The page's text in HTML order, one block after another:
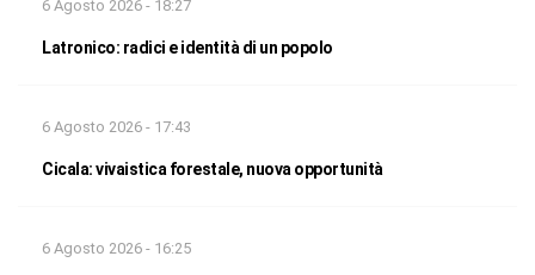
6 Agosto 2026 - 18:27
Latronico: radici e identità di un popolo
6 Agosto 2026 - 17:43
Cicala: vivaistica forestale, nuova opportunità
6 Agosto 2026 - 16:25